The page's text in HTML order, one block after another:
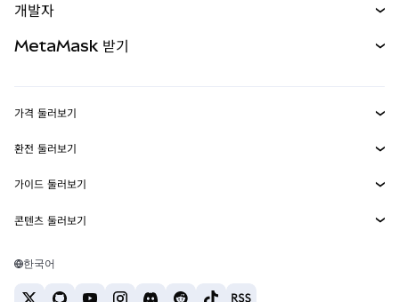
무기한 선물
실물자산
개발자
MetaMask Connect
Snaps
웹3 서비스
MetaMask 받기
보안
고객 지원
채용
가격 둘러보기
이더리움 가격
솔라나 가격
테더 가격
환전 둘러보기
ETH를 USD로 환전
USDT를 INR로 환전
BTC를 INR로 환전
ETH를 USDT로 환전
가이드 둘러보기
ETH 매수
콘텐츠 둘러보기
솔라나 지갑
한국어